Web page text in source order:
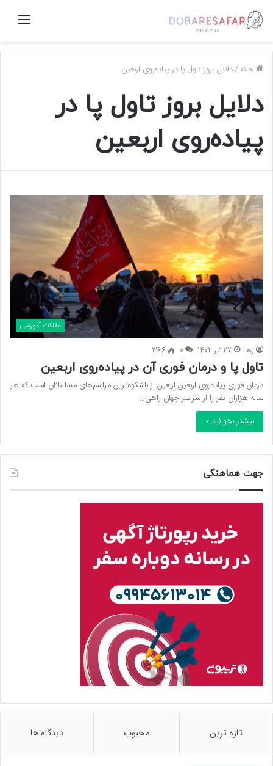
منو
خانه /دلایل بروز تاول پا در پیاده‌روی اربعین
دلایل بروز تاول پا در
پیاده‌روی اربعین
مقالات آموزشی
رها 27 تیر 1402 0
366
تاول پا و درمان فوری آن در پیاده‌روی اربعین
درمان فوری پیاده‌روی اربعین اربعین از باشکوه‌ترین مراسم‌های مسلمانان است که هر
ساله هزاران نفر را از سراسر جهان راهی…
بیشتر بخوانید »
جهت هماهنگی
تازه ترین محبوب دیدگاه ها